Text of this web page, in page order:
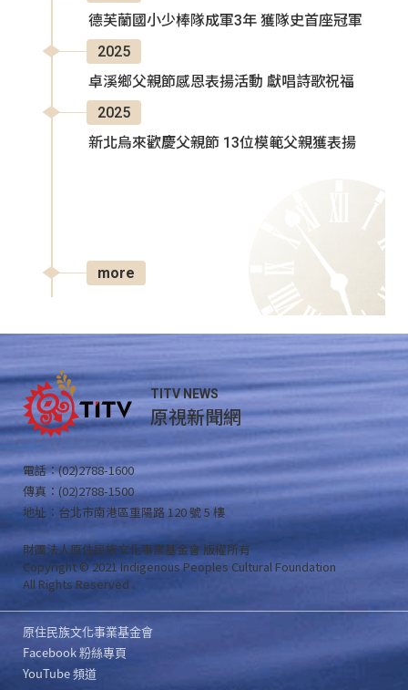
德芙蘭國小少棒隊成軍3年 獲隊史首座冠軍
2025
卓溪鄉父親節感恩表揚活動 獻唱詩歌祝福
2025
新北烏來歡慶父親節 13位模範父親獲表揚
more
TITV NEWS
原視新聞網
電話：(02)2788-1600
傳真：(02)2788-1500
地址：台北市南港區重陽路 120 號 5 樓
財團法人原住民族文化事業基金會 版權所有
Copyright © 2021 Indigenous Peoples Cultural Foundation
All Rights Reserved .
原住民族文化事業基金會
Facebook 粉絲專頁
YouTube 頻道